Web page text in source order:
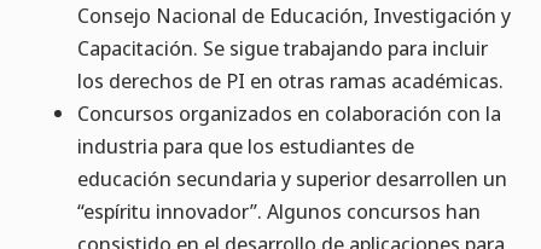
Consejo Nacional de Educación, Investigación y
Capacitación. Se sigue trabajando para incluir
los derechos de PI en otras ramas académicas.
Concursos organizados en colaboración con la
industria para que los estudiantes de
educación secundaria y superior desarrollen un
“espíritu innovador”. Algunos concursos han